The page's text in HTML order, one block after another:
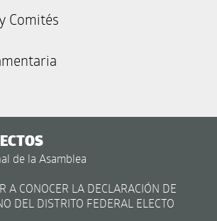
Comités
de la Asamblea
A CONOCER LA DECLARACIÓN DE
DEL DISTRITO FEDERAL ELECTO